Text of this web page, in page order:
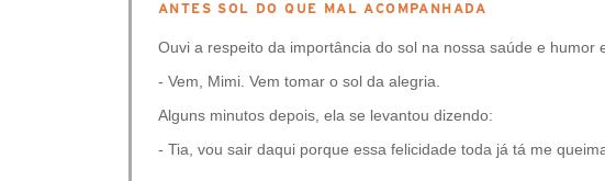
ANTES SOL DO QUE MAL ACOMPANHADA
Ouvi a respeito da importância do sol na nossa saúde e
- Vem, Mimi. Vem tomar o sol da alegria.
Alguns minutos depois, ela se levantou dizendo:
- Tia, vou sair daqui porque essa felicidade toda já tá me